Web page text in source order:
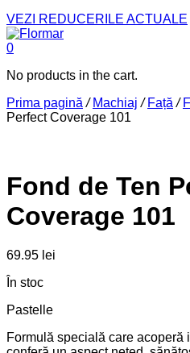
VEZI REDUCERILE ACTUALE
0
No products in the cart.
Prima pagină / Machiaj / Față /
Perfect Coverage 101
Fond de Ten
Coverage 101
69.95 lei
În stoc
Pastelle
Formulă specială care acoperă